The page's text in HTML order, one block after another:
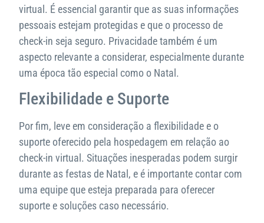
virtual. É essencial garantir que as suas informações
pessoais estejam protegidas e que o processo de
check-in seja seguro. Privacidade também é um
aspecto relevante a considerar, especialmente durante
uma época tão especial como o Natal.
Flexibilidade e Suporte
Por fim, leve em consideração a flexibilidade e o
suporte oferecido pela hospedagem em relação ao
check-in virtual. Situações inesperadas podem surgir
durante as festas de Natal, e é importante contar com
uma equipe que esteja preparada para oferecer
suporte e soluções caso necessário.